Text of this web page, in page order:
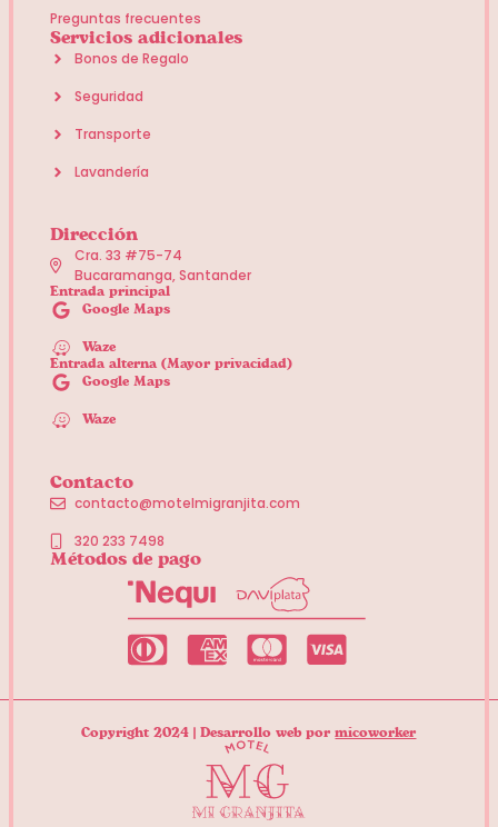
Preguntas frecuentes
Servicios adicionales
Bonos de Regalo
Seguridad
Transporte
Lavandería
Dirección
Cra. 33 #75-74
Bucaramanga, Santander
Entrada principal
Google Maps
Waze
Entrada alterna (Mayor privacidad)
Google Maps
Waze
Contacto
contacto@motelmigranjita.com
320 233 7498
Métodos de pago
Copyright 2024 | Desarrollo web pormicoworker